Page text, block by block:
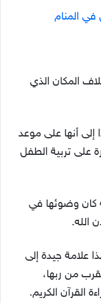
في المنام
المكان الذي
أنها على موعد
على تربية الطفل
كان وضوئها في
الله.
علامة جيدة إلى
من ربها،
القرآن الكريم.